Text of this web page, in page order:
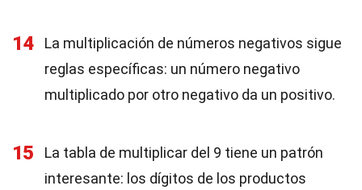
14
La multiplicación de números negativos sigue
reglas específicas: un número negativo
multiplicado por otro negativo da un positivo.
15
La tabla de multiplicar del 9 tiene un patrón
interesante: los dígitos de los productos